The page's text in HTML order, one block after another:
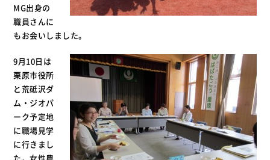
MG出身の
職員さんに
もお会いしました。
9月10日は
栗原市役所
と荒砥沢ダ
ム・ジオパ
ーク予定地
に職場見学
に行きまし